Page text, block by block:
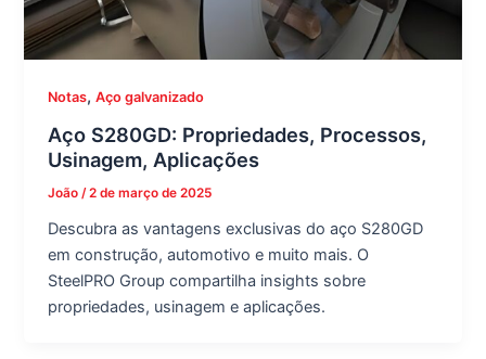
Notas,Aço galvanizado
Aço S280GD: Propriedades, Processos,
Usinagem, Aplicações
João /2 de março de 2025
Descubra as vantagens exclusivas do aço S280GD
em construção, automotivo e muito mais. O
SteelPRO Group compartilha insights sobre
propriedades, usinagem e aplicações.